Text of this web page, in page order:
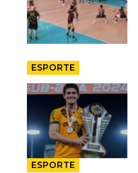
ESPORTE
ESPORTE